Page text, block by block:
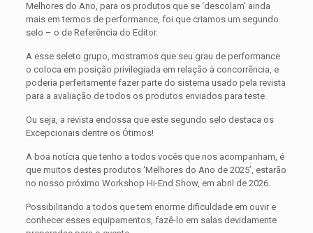
Melhores do Ano, para os produtos que se ‘descolam’ ainda
mais em termos de performance, foi que criamos um segundo
selo – o de Referência do Editor.
A esse seleto grupo, mostramos que seu grau de performance
o coloca em posição privilegiada em relação à concorrência, e
poderia perfeitamente fazer parte do sistema usado pela revista
para a avaliação de todos os produtos enviados para teste.
Ou seja, a revista endossa que este segundo selo destaca os
Excepcionais dentre os Ótimos!
A boa notícia que tenho a todos vocês que nos acompanham, é
que muitos destes produtos ‘Melhores do Ano de 2025’, estarão
no nosso próximo Workshop Hi-End Show, em abril de 2026.
Possibilitando a todos que tem enorme dificuldade em ouvir e
conhecer esses equipamentos, fazê-lo em salas devidamente